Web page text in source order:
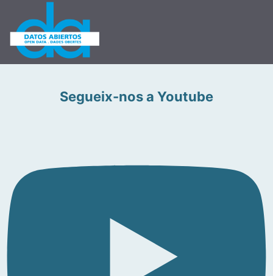
Segueix-nos a Youtube